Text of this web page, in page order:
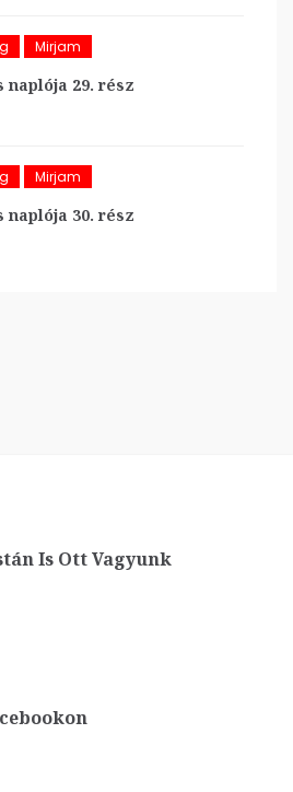
Mirjam
naplója 29. rész
Mirjam
naplója 30. rész
Is Ott Vagyunk